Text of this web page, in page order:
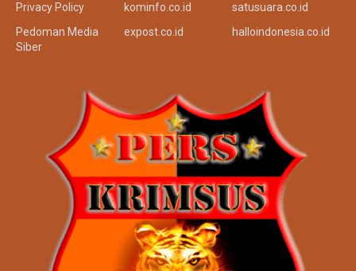
Privacy Policy
Pedoman Media
Siber
kominfo.co.id
expost.co.id
satusuara.co.id
halloindonesia.co.id